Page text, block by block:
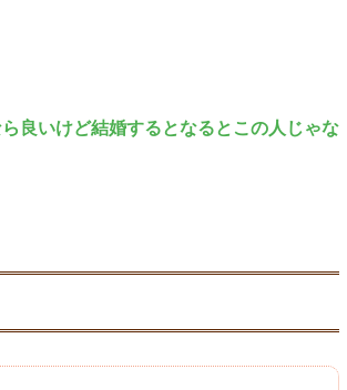
良いけど結婚するとなるとこの人じゃな